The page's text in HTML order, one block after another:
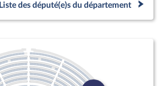
Liste des député(e)s du département